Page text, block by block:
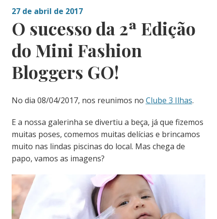
27 de abril de 2017
O sucesso da 2ª Edição
do Mini Fashion
Bloggers GO!
No dia 08/04/2017, nos reunimos no Clube 3 Ilhas.
E a nossa galerinha se divertiu a beça, já que fizemos
muitas poses, comemos muitas delícias e brincamos
muito nas lindas piscinas do local. Mas chega de
papo, vamos as imagens?